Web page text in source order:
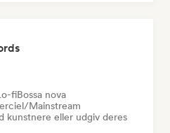
fiBossa nova
Mainstream
kunstnere eller udgiv deres